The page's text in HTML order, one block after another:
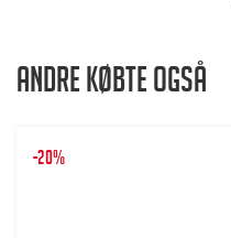
Andre købte også
-20%